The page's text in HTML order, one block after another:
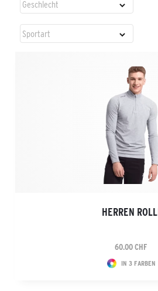
HERREN ROLLI
60.00 CHF
IN 3 FARBEN